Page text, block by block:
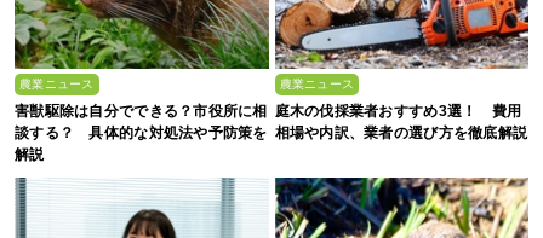
農業ニュース
害獣駆除は自分でできる？市役所に相
談する？ 具体的な対処法や予防策を
解説
農業ニュース
庭木の伐採業者おすすめ3選！ 費用
相場や内訳、業者の選び方を徹底解説